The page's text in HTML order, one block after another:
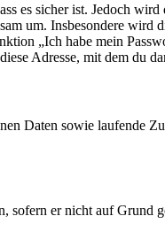
es sicher ist. Jedoch
um. Insbesondere
„Ich habe mein
Adresse, mit dem du
Daten sowie
er nicht auf